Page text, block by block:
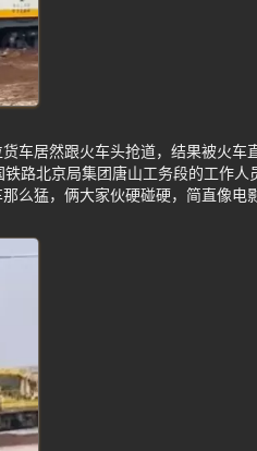
车居然跟火车头抢道，结果被火车
路北京局集团唐山工务段的工作人
么猛，俩大家伙硬碰硬，简直像电